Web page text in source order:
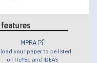
MPRA
your paper to be listed
on RePEc and IDEAS